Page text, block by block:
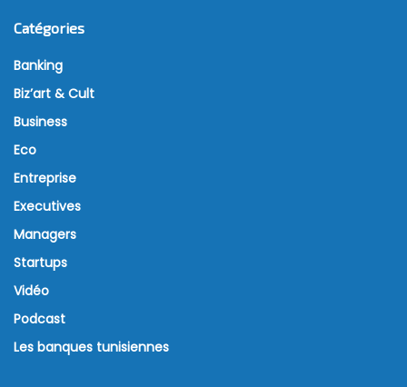
Catégories
Banking
Biz’art & Cult
Business
Eco
Entreprise
Executives
Managers
Startups
Vidéo
Podcast
Les banques tunisiennes